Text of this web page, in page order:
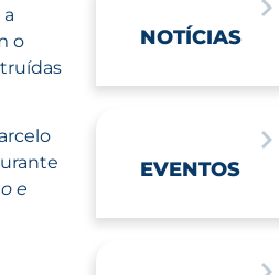
o
e
NOTÍCIAS
EVENTOS